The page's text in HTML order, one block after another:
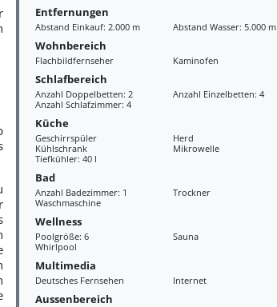
Entfernungen
Abstand Einkauf: 2.000 m Abstand Wasser: 5.000 m
Wohnbereich
Flachbildfernseher Kaminofen
Schlafbereich
Anzahl Doppelbetten: 2
Anzahl Einzelbetten: 4
Anzahl Schlafzimmer: 4
Küche
Geschirrspüler
Herd
Kühlschrank
Mikrowelle
Tiefkühler: 40 l
Bad
Anzahl Badezimmer: 1
Trockner
Waschmaschine
Wellness
Poolgröße: 6
Sauna
Whirlpool
Multimedia
Deutsches Fernsehen Internet
Aussenbereich